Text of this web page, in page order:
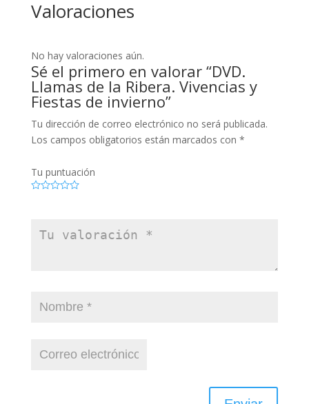
Valoraciones
No hay valoraciones aún.
Sé el primero en valorar “DVD.
Llamas de la Ribera. Vivencias y
Fiestas de invierno”
Tu dirección de correo electrónico no será publicada.
Los campos obligatorios están marcados con *
Tu puntuación